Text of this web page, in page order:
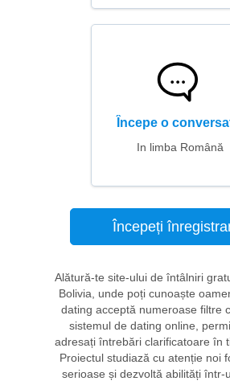
Începe o
In limba Română
Începeți
Alătură-te site-ului de întâlniri
Bolivia, unde poți cunoaște
dating acceptă numeroase filtre
sistemul de dating online,
adresați întrebări clarificatoare în
Proiectul studiază cu atenție noi
serioase și dezvoltă abilități într-